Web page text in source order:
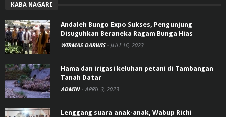
KABA NAGARI
Andaleh Bungo Expo Sukses, Pengunjung
Disuguhkan Beraneka Ragam Bunga Hias
WIRMAS DARWIS - JULI 16, 2023
Hama dan irigasi keluhan petani di Tambangan
Tanah Datar
ADMIN - APRIL 3, 2023
Lenggang suara anak-anak, Wabup Richi